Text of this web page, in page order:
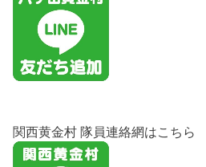
関西黄金村 隊員連絡網はこちら